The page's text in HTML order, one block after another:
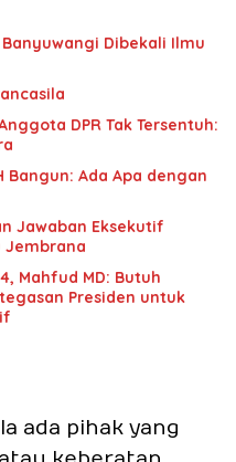
Banyuwangi Dibekali Ilmu
DPR Tak Tersentuh:
Bangun: Ada Apa dengan
Jawaban Eksekutif
Jembrana
Mahfud MD: Butuh
Presiden untuk
ada pihak yang